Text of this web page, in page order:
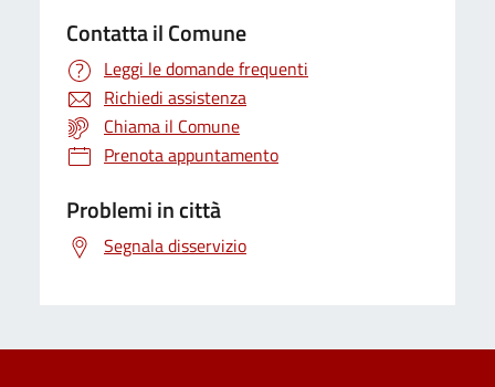
Contatta il Comune
Leggi le domande frequenti
Richiedi assistenza
Chiama il Comune
Prenota appuntamento
Problemi in città
Segnala disservizio